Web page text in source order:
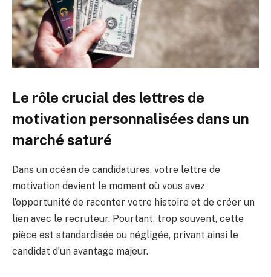
Le rôle crucial des lettres de
motivation personnalisées dans un
marché saturé
Dans un océan de candidatures, votre lettre de
motivation devient le moment où vous avez
l’opportunité de raconter votre histoire et de créer un
lien avec le recruteur. Pourtant, trop souvent, cette
pièce est standardisée ou négligée, privant ainsi le
candidat d’un avantage majeur.